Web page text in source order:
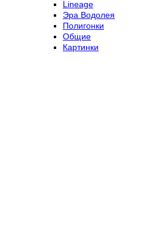
Lineage
Эра Водолея
Полигонки
Общие
Картинки